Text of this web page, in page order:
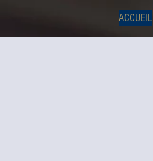
ACCUEIL